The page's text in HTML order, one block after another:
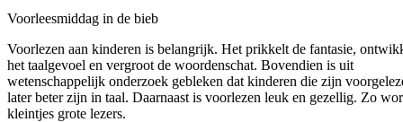
Voorleesmiddag in de bieb
Voorlezen aan kinderen is belangrijk. Het prikkelt de fantasie,
het taalgevoel en vergroot de woordenschat. Bovendien is uit
wetenschappelijk onderzoek gebleken dat kinderen die zijn
later beter zijn in taal. Daarnaast is voorlezen leuk en gezellig. Zo
kleintjes grote lezers.